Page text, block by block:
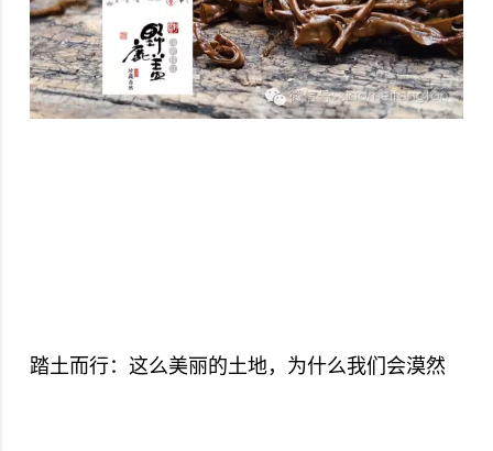
踏土而行：这么美丽的土地，为什么我们会漠然